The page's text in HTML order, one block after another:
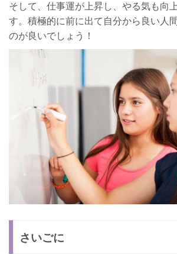
そして、仕事運が上昇し、やる気も向
す。積極的に前に出て自分から良い人
のが良いでしょう！
さいごに